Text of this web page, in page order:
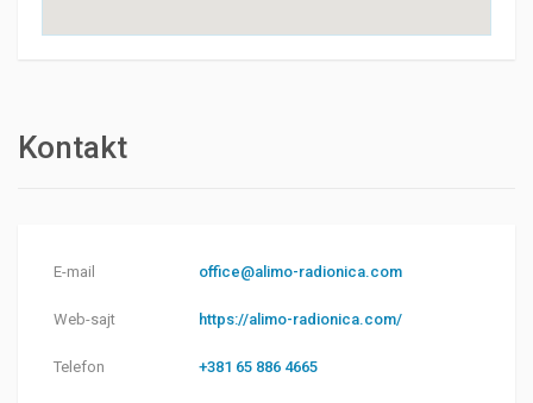
Kontakt
E-mail office@alimo-radionica.com
Web-sajt https://alimo-radionica.com/
Telefon +381 65 886 4665